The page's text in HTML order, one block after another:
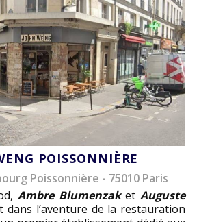
POISSONNIÈRE
Poissonnière - 75010 Paris
Ambre Blumenzaket Auguste
dans l’aventure de la restauration